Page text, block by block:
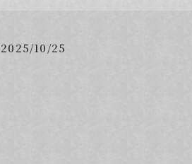
2025/10/25